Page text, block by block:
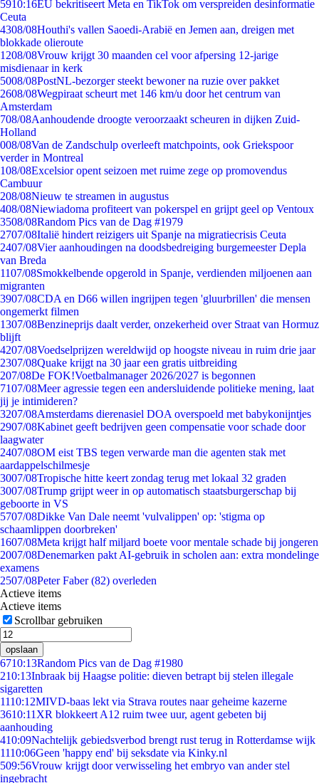
5910:16EU bekritiseert Meta en TikTok om verspreiden desinformatie
Ceuta
4308/08Houthi's vallen Saoedi-Arabië en Jemen aan, dreigen met
blokkade olieroute
1208/08Vrouw krijgt 30 maanden cel voor afpersing 12-jarige
misdienaar in kerk
5008/08PostNL-bezorger steekt bewoner na ruzie over pakket
2608/08Wegpiraat scheurt met 146 km/u door het centrum van
Amsterdam
708/08Aanhoudende droogte veroorzaakt scheuren in dijken Zuid-
Holland
008/08Van de Zandschulp overleeft matchpoints, ook Griekspoor
verder in Montreal
108/08Excelsior opent seizoen met ruime zege op promovendus
Cambuur
208/08Nieuw te streamen in augustus
408/08Niewiadoma profiteert van pokerspel en grijpt geel op Ventoux
3508/08Random Pics van de Dag #1979
2707/08Italië hindert reizigers uit Spanje na migratiecrisis Ceuta
2407/08Vier aanhoudingen na doodsbedreiging burgemeester Depla
van Breda
1107/08Smokkelbende opgerold in Spanje, verdienden miljoenen aan
migranten
3907/08CDA en D66 willen ingrijpen tegen 'gluurbrillen' die mensen
ongemerkt filmen
1307/08Benzineprijs daalt verder, onzekerheid over Straat van Hormuz
blijft
4207/08Voedselprijzen wereldwijd op hoogste niveau in ruim drie jaar
2307/08Quake krijgt na 30 jaar een gratis uitbreiding
207/08De FOK!Voetbalmanager 2026/2027 is begonnen
7107/08Meer agressie tegen een andersluidende politieke mening, laat
jij je intimideren?
3207/08Amsterdams dierenasiel DOA overspoeld met babykonijntjes
2907/08Kabinet geeft bedrijven geen compensatie voor schade door
laagwater
2407/08OM eist TBS tegen verwarde man die agenten stak met
aardappelschilmesje
3007/08Tropische hitte keert zondag terug met lokaal 32 graden
3007/08Trump grijpt weer in op automatisch staatsburgerschap bij
geboorte in VS
5707/08Dikke Van Dale neemt 'vulvalippen' op: 'stigma op
schaamlippen doorbreken'
1607/08Meta krijgt half miljard boete voor mentale schade bij jongeren
2007/08Denemarken pakt AI-gebruik in scholen aan: extra mondelinge
examens
2507/08Peter Faber (82) overleden
Actieve items
Actieve items
Scrollbar gebruiken
opslaan
6710:13Random Pics van de Dag #1980
210:13Inbraak bij Haagse politie: dieven betrapt bij stelen illegale
sigaretten
1110:12MIVD-baas lekt via Strava routes naar geheime kazerne
3610:11 XR blokkeert A12 ruim twee uur, agent gebeten bij
aanhouding
410:09Nachtelijk gebiedsverbod brengt rust terug in Rotterdamse wijk
1110:06Geen 'happy end' bij seksdate via Kinky.nl
509:56Vrouw krijgt door verwisseling het embryo van ander stel
ingebracht